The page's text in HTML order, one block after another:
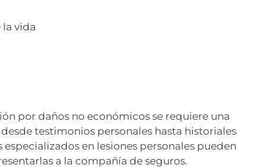
vida
por daños no económicos se requiere una
testimonios personales hasta historiales
en lesiones personales pueden
a la compañía de seguros.